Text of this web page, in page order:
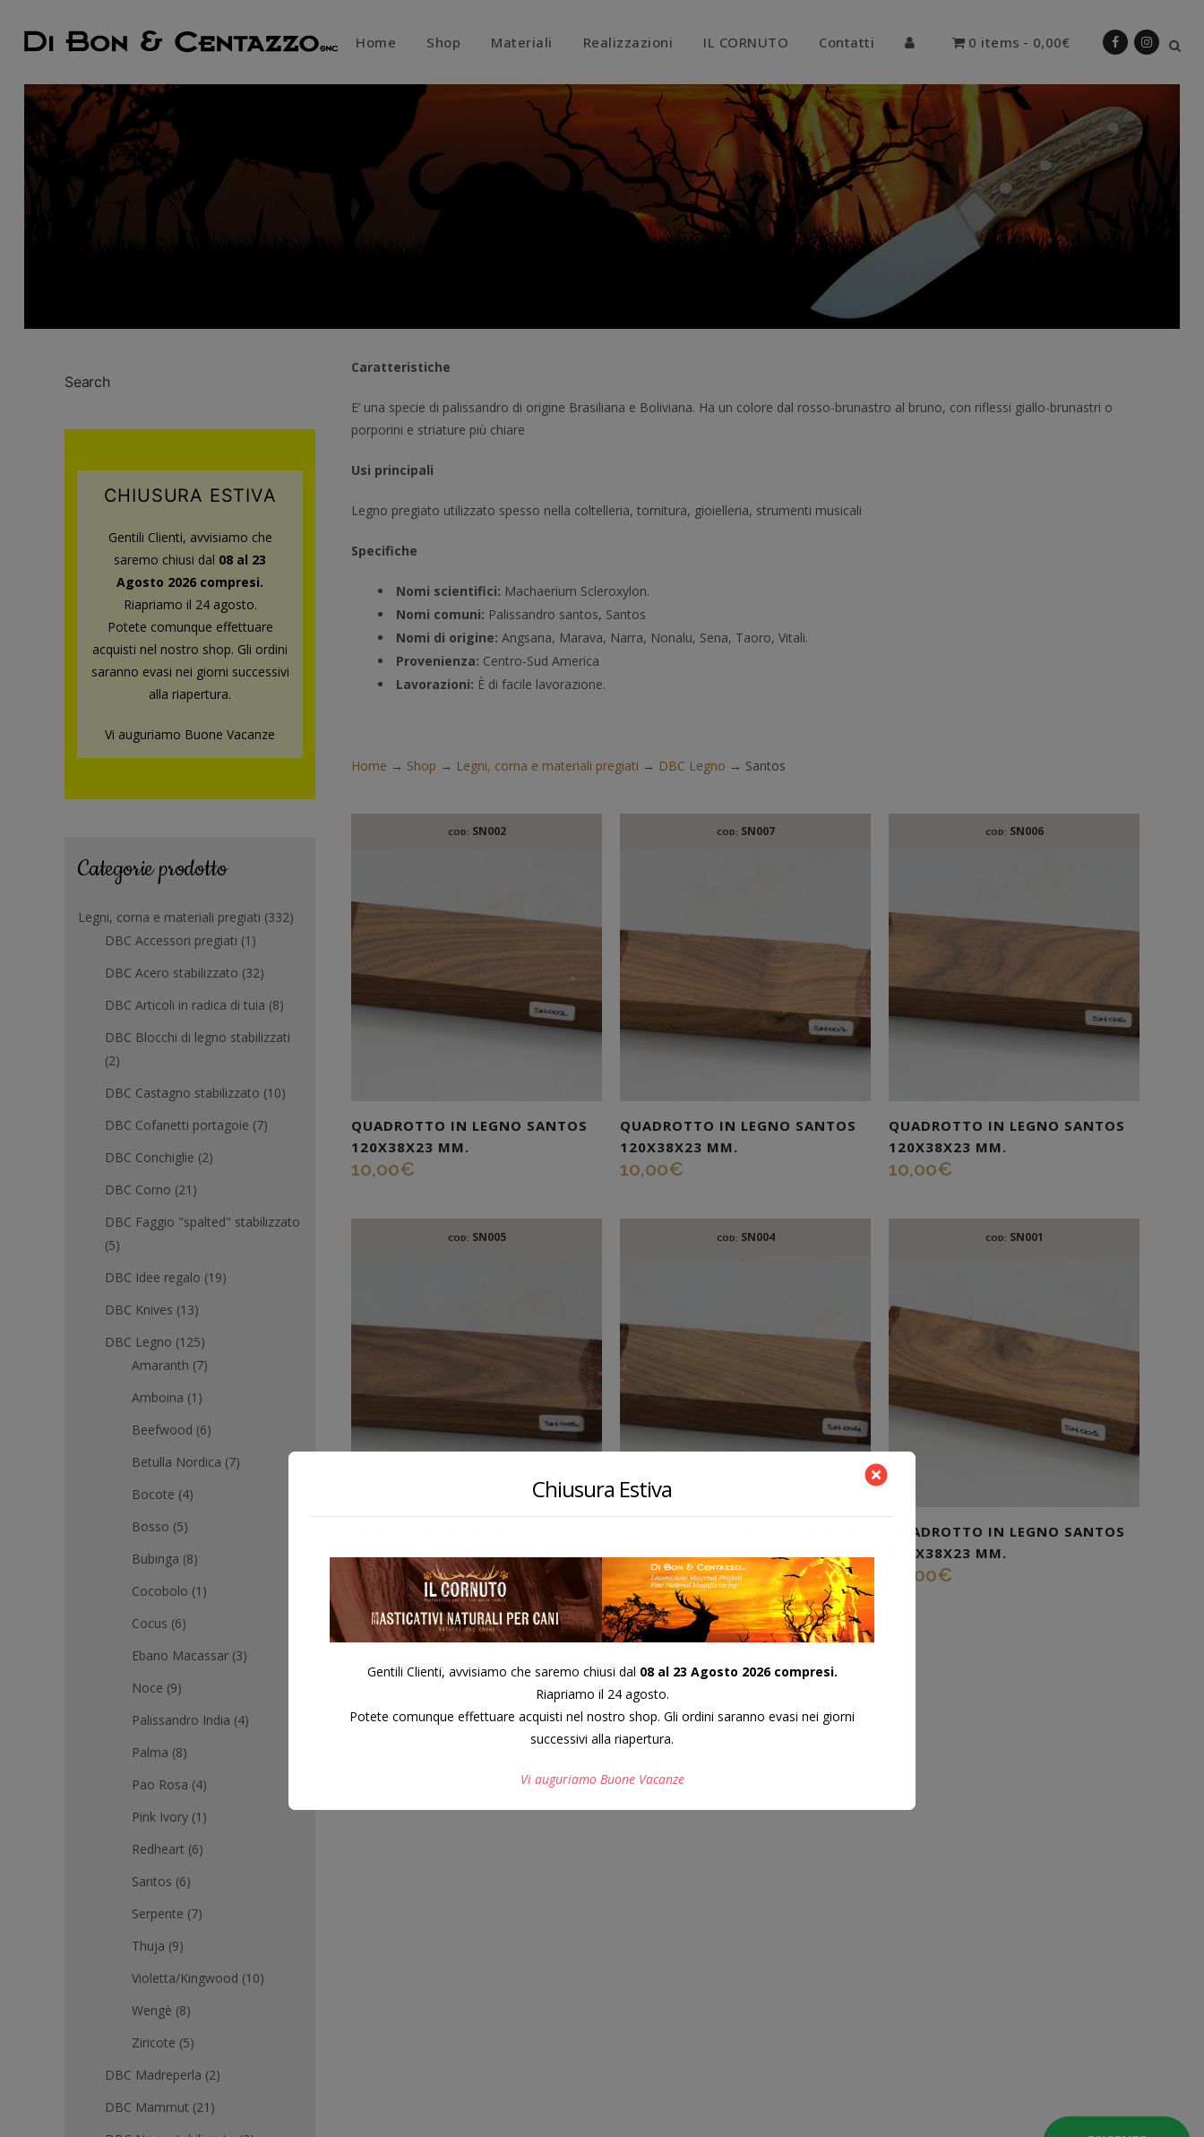
Home Shop Materiali Realizzazioni IL CORNUTO Contatti 0 items 0,00€
Search
CHIUSURA ESTIVA
Gentili Clienti, avvisiamo che
saremo chiusi dal 08 al 23
Agosto 2026 compresi.
Riapriamo il 24 agosto.
Potete comunque effettuare
acquisti nel nostro shop. Gli ordini
saranno evasi nei giorni successivi
alla riapertura.
Vi auguriamo Buone Vacanze
Categorie prodotto
Legni, corna e materiali pregiati (332)
DBC Accessori pregiati (1)
DBC Acero stabilizzato (32)
DBC Articoli in radica di tuia (8)
DBC Blocchi di legno stabilizzati
(2)
DBC Castagno stabilizzato (10)
DBC Cofanetti portagoie (7)
DBC Conchiglie (2)
DBC Corno (21)
DBC Faggio "spalted" stabilizzato
(5)
DBC Idee regalo (19)
DBC Knives (13)
DBC Legno (125)
Amaranth (7)
Amboina (1)
Beefwood (6)
Betulla Nordica (7)
Bocote (4)
Bosso (5)
Bubinga (8)
Cocobolo (1)
Cocus (6)
Ebano Macassar (3)
Noce (9)
Palissandro India (4)
Palma (8)
Pao Rosa (4)
Pink Ivory (1)
Redheart (6)
Santos (6)
Serpente (7)
Thuja (9)
Violetta/Kingwood (10)
Wengè (8)
Ziricote (5)
DBC Madreperla (2)
DBC Mammut (21)
Caratteristiche
E’ una specie di palissandro di origine Brasiliana e Boliviana. Ha un colore dal rosso-brunastro al bruno, con riflessi giallo-brunastri o
porporini e striature più chiare
Usi principali
Legno pregiato utilizzato spesso nella coltelleria, tornitura, gioielleria, strumenti musicali
Specifiche
Nomi scientifici: Machaerium Scleroxylon.
Nomi comuni: Palissandro santos, Santos
Nomi di origine: Angsana, Marava, Narra, Nonalu, Sena, Taoro, Vitali.
Provenienza: Centro-Sud America
Lavorazioni: È di facile lavorazione.
Home → Shop → Legni, corna e materiali pregiati → DBC Legno → Santos
COD: SN002
QUADROTTO IN LEGNO SANTOS
120X38X23 MM.
10,00€
COD: SN007
QUADROTTO IN LEGNO SANTOS
120X38X23 MM.
10,00€
COD: SN006
QUADROTTO IN LEGNO SANTOS
120X38X23 MM.
10,00€
COD: SN005
10,00€
COD: SN004
10,00€
COD: SN001
QUADROTTO IN LEGNO SANTOS
120X38X23 MM.
10,00€
Chiusura Estiva
Gentili Clienti, avvisiamo che saremo chiusi dal 08 al 23 Agosto 2026 compresi.
Riapriamo il 24 agosto.
Potete comunque effettuare acquisti nel nostro shop. Gli ordini saranno evasi nei giorni
successivi alla riapertura.
Vi auguriamo Buone Vacanze